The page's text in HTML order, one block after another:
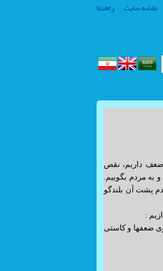
نقشه سایت راهنما
ضعف داریم، نقص
و به مردم بگوییم.
پشت آن بلندگو
:
ضعفها و کاستی